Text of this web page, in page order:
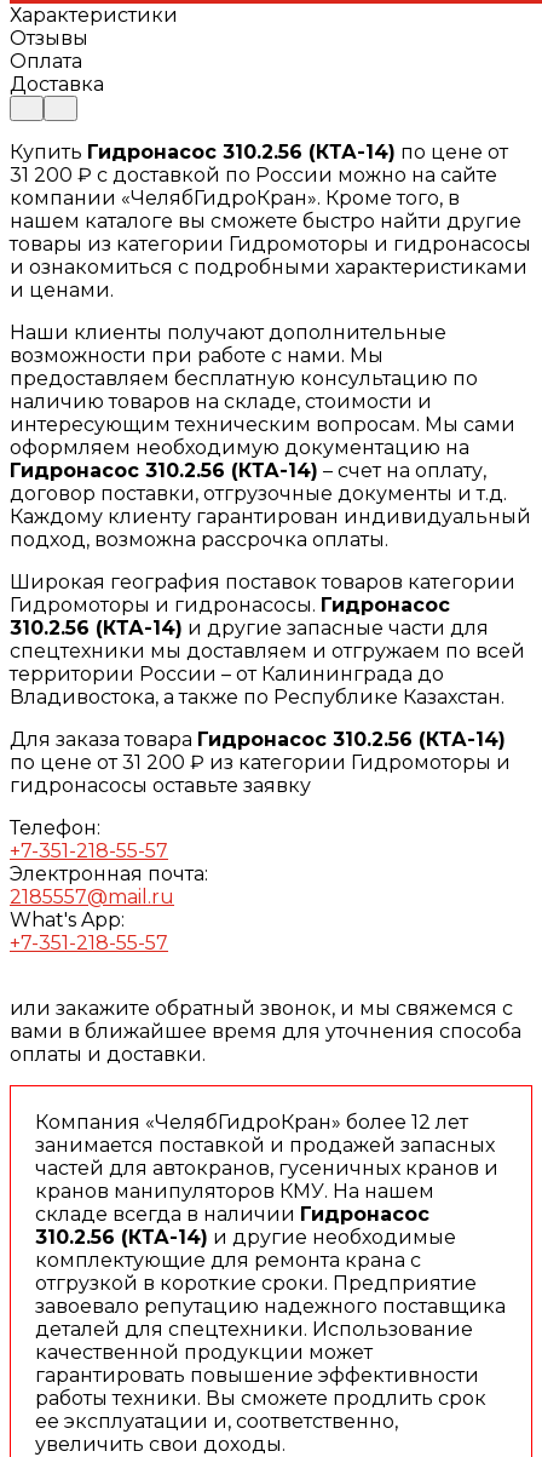
Характеристики
Отзывы
Оплата
Доставка
Купить Гидронасос 310.2.56 (КТА-14) по цене от
31 200 ₽ с доставкой по России можно на сайте
компании «ЧелябГидроКран». Кроме того, в
нашем каталоге вы сможете быстро найти другие
товары из категории Гидромоторы и гидронасосы
и ознакомиться с подробными характеристиками
и ценами.
Наши клиенты получают дополнительные
возможности при работе с нами. Мы
предоставляем бесплатную консультацию по
наличию товаров на складе, стоимости и
интересующим техническим вопросам. Мы сами
оформляем необходимую документацию на
Гидронасос 310.2.56 (КТА-14) – счет на оплату,
договор поставки, отгрузочные документы и т.д.
Каждому клиенту гарантирован индивидуальный
подход, возможна рассрочка оплаты.
Широкая география поставок товаров категории
Гидромоторы и гидронасосы. Гидронасос
310.2.56 (КТА-14) и другие запасные части для
спецтехники мы доставляем и отгружаем по всей
территории России – от Калининграда до
Владивостока, а также по Республике Казахстан.
Для заказа товара Гидронасос 310.2.56 (КТА-14)
по цене от 31 200 ₽ из категории Гидромоторы и
гидронасосы оставьте заявку
Телефон:
+7-351-218-55-57
Электронная почта:
2185557@mail.ru
What's App:
+7-351-218-55-57
или закажите обратный звонок, и мы свяжемся с
вами в ближайшее время для уточнения способа
оплаты и доставки.
Компания «ЧелябГидроКран» более 12 лет
занимается поставкой и продажей запасных
частей для автокранов, гусеничных кранов и
кранов манипуляторов КМУ. На нашем
складе всегда в наличии Гидронасос
310.2.56 (КТА-14) и другие необходимые
комплектующие для ремонта крана с
отгрузкой в короткие сроки. Предприятие
завоевало репутацию надежного поставщика
деталей для спецтехники. Использование
качественной продукции может
гарантировать повышение эффективности
работы техники. Вы сможете продлить срок
ее эксплуатации и, соответственно,
увеличить свои доходы.